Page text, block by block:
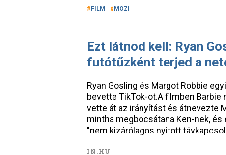
FILM MOZI
Ezt látnod kell: Ryan
futótűzként terjed a
Ryan Gosling és Margot Robbie
bevette TikTok-ot.A filmben Barbie
vette át az irányítást és átnevezte
mintha megbocsátana Ken-nek, és
"nem kizárólagos nyitott
IN.HU